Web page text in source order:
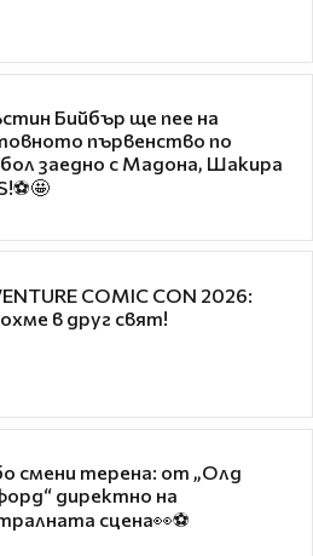
Бийбър ще пее на
първенство по
заедно с Мадона, Шакира
COMIC CON 2026:
в друг свят!
смени терена: от „Олд
директно на
сцена👀⚽